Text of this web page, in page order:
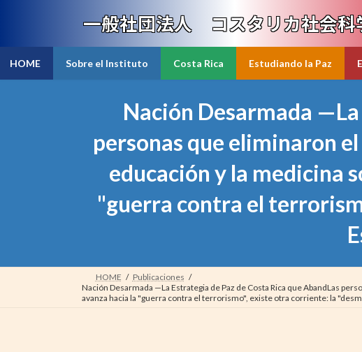
content
Navigation
一般社団法人 コスタリカ社会科
HOME Sobre el Instituto Costa Rica Estudiando la Paz
Nación Desarmada
personas que eliminaron
educación y la medicina
"guerra contra el
HOME
Publicaciones
Nación Desarmada —La Estrategia de Paz de Costa Rica que AbandLas
avanza hacia la "guerra contra el terrorismo", existe otra corriente: la